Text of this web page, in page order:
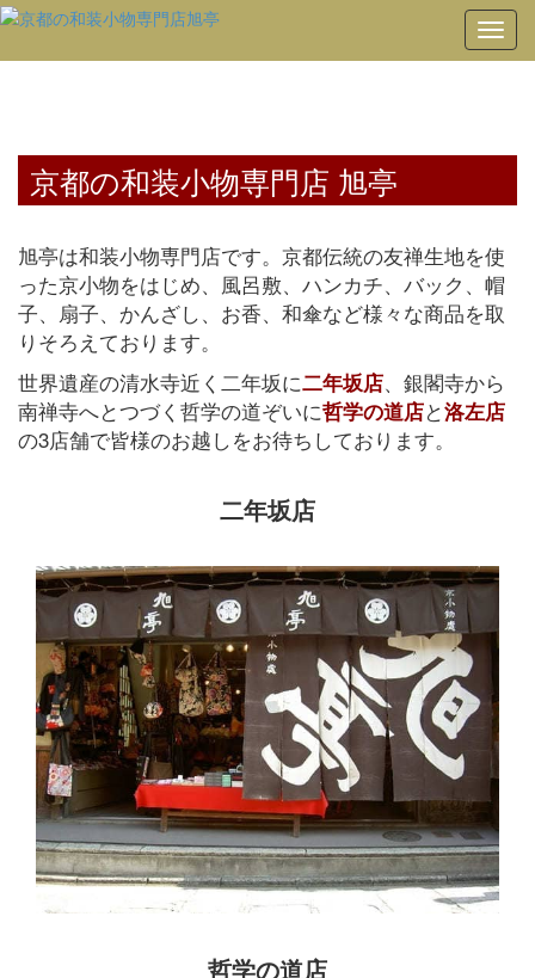
京都の和装小物専門店 旭亭
旭亭は和装小物専門店です。京都伝統の友禅生地を使
った京小物をはじめ、風呂敷、ハンカチ、バック、帽
子、扇子、かんざし、お香、和傘など様々な商品を取
りそろえております。
世界遺産の清水寺近く二年坂に二年坂店、銀閣寺から
南禅寺へとつづく哲学の道ぞいに哲学の道店と洛左店
の3店舗で皆様のお越しをお待ちしております。
二年坂店
哲学の道店